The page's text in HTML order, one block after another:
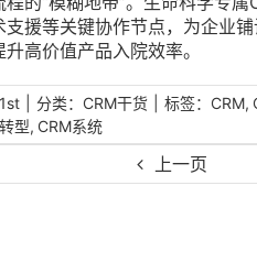
上一页
支援等关键协作节点，为企业
高价值产品入院效率。
分类： CRM干货 标签： CRM,
型, CRM系统